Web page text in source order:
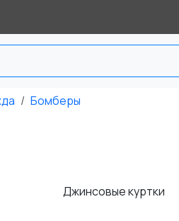
Бомберы
Джинсовые куртки